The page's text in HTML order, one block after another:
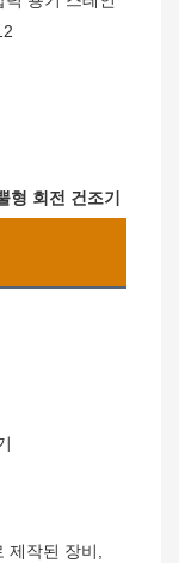
회전 건조기
제작된 장비,